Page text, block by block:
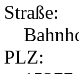
Straße:
PLZ: